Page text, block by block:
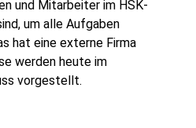
und Mitarbeiter im HSK-
um alle Aufgaben
hat eine externe Firma
werden heute im
vorgestellt.